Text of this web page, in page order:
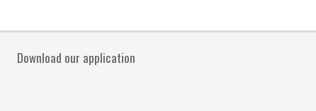
Download our application